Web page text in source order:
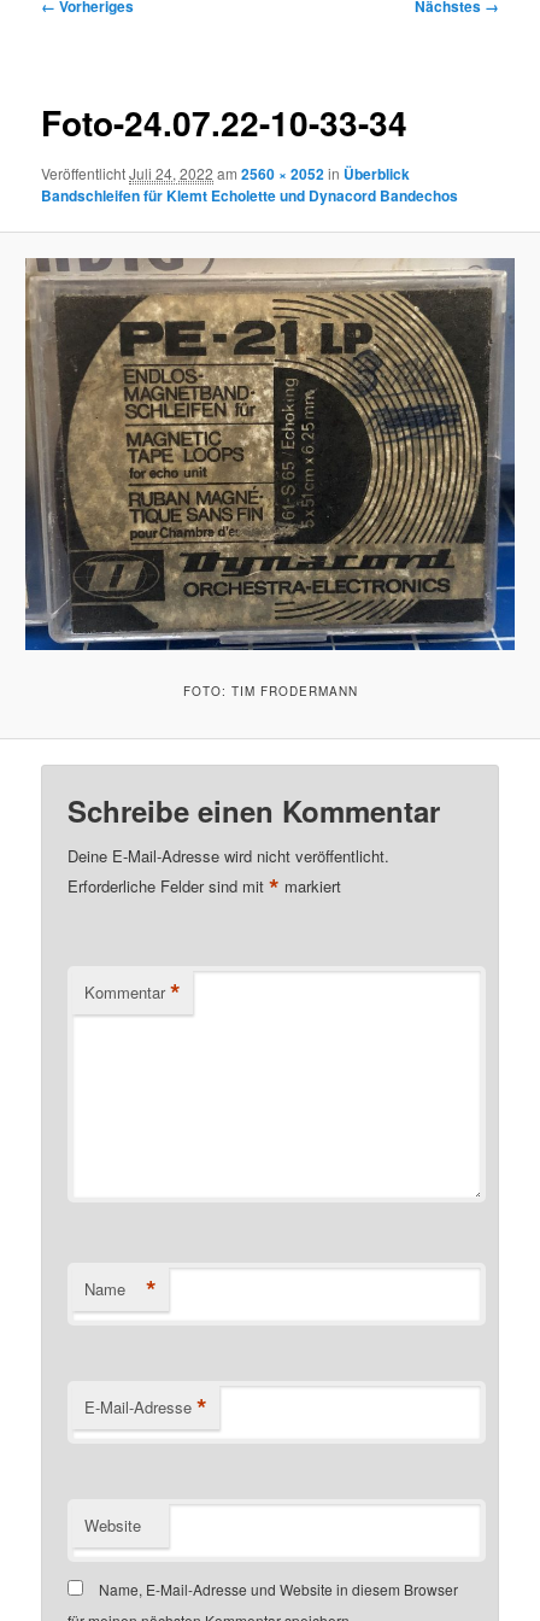
← Vorheriges Nächstes →
Foto-24.07.22-10-33-34
VeröffentlichtJuli 24, 2022 am2560 × 2052in Überblick
Bandschleifen für Klemt Echolette und Dynacord Bandechos
FOTO: TIM FRODERMANN
Schreibe einen Kommentar
Deine E-Mail-Adresse wird nicht veröffentlicht.
Erforderliche Felder sind mit* markiert
Kommentar *
Name *
E-Mail-Adresse *
Website
Name, E-Mail-Adresse und Website in diesem Browser